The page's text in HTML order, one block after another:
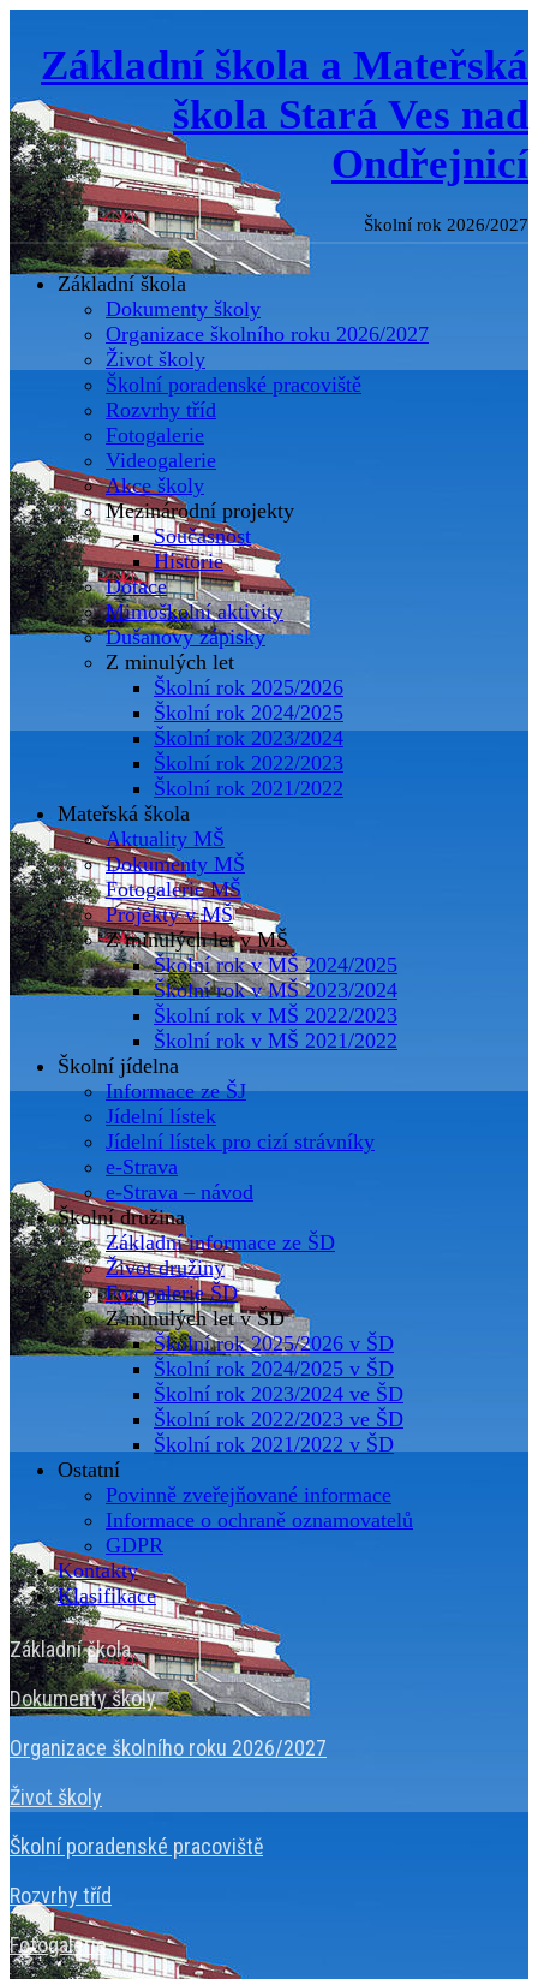
Základní škola a Mateřská
škola Stará Ves nad
Ondřejnicí
Školní rok 2026/2027
Základní škola
Dokumenty školy
Organizace školního roku 2026/2027
Život školy
Školní poradenské pracoviště
Rozvrhy tříd
Fotogalerie
Videogalerie
Akce školy
Mezinárodní projekty
Současnost
Historie
Dotace
Mimoškolní aktivity
Dušanovy zápisky
Z minulých let
Školní rok 2025/2026
Školní rok 2024/2025
Školní rok 2023/2024
Školní rok 2022/2023
Školní rok 2021/2022
Mateřská škola
Aktuality MŠ
Dokumenty MŠ
Fotogalerie MŠ
Projekty v MŠ
Z minulých let v MŠ
Školní rok v MŠ 2024/2025
Školní rok v MŠ 2023/2024
Školní rok v MŠ 2022/2023
Školní rok v MŠ 2021/2022
Školní jídelna
Informace ze ŠJ
Jídelní lístek
Jídelní lístek pro cizí strávníky
e-Strava
e-Strava – návod
Školní družina
Základní informace ze ŠD
Život družiny
Fotogalerie ŠD
Z minulých let v ŠD
Školní rok 2025/2026 v ŠD
Školní rok 2024/2025 v ŠD
Školní rok 2023/2024 ve ŠD
Školní rok 2022/2023 ve ŠD
Školní rok 2021/2022 v ŠD
Ostatní
Povinně zveřejňované informace
Informace o ochraně oznamovatelů
GDPR
Kontakty
Klasifikace
Základní škola
Dokumenty školy
Organizace školního roku 2026/2027
Život školy
Školní poradenské pracoviště
Rozvrhy tříd
Fotogalerie